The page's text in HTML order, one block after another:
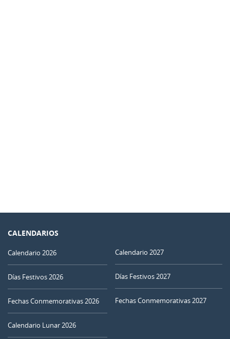
CALENDARIOS
Calendario 2026
Días Festivos 2026
Fechas Conmemorativas 2026
Calendario Lunar 2026
Calendario 2027
Días Festivos 2027
Fechas Conmemorativas 2027